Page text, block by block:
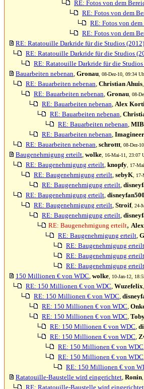
RE: Fotos von dem
RE: Fotos von dem
RE: Fotos von
RE: Fotos von dem
RE: Ratatouille Darkride für die Studios (2012)
RE: Ratatouille Darkride für die Studios
RE: Ratatouille Darkride für die
Bauarbeiten nebenan, Gronau , 08-Dez-10, 09:34
RE: Bauarbeiten nebenan, Christian Ahuis
RE: Bauarbeiten nebenan, Gronau , 08-
RE: Bauarbeiten nebenan, Alex
RE: Bauarbeiten nebenan,
RE: Bauarbeiten nebenan, MIB
RE: Bauarbeiten nebenan, Imagineer
RE: Bauarbeiten nebenan, schrottt , 08-Dez-
Baugenehmigung erteilt, wolke , 16-Mai-11, 23:07
RE: Baugenehmigung erteilt, knopfy , 17-
RE: Baugenehmigung erteilt, sebyK ,
RE: Baugenehmigung erteilt,
RE: Baugenehmigung erteilt, disneyfan500
RE: Baugenehmigung erteilt, Stroif, 24-
RE: Baugenehmigung erteilt,
RE: Baugenehmigung erteilt,
RE: Baugenehmigung erteilt,
RE: Baugenehmigung erteilt
RE: Baugenehmigung erteilt
RE: Baugenehmigung erteilt
150 Millionen € von WDC, wolke , 10-Jan-12,
RE: 150 Millionen € von WDC, Wuzefelix
RE: 150 Millionen € von WDC,
RE: 150 Millionen € von WDC,
RE: 150 Millionen € von WDC,
RE: 150 Millionen € von WDC,
RE: 150 Millionen € von WDC,
RE: 150 Millionen € von WDC
RE: 150 Millionen € von WDC
RE: 150 Millionen € von
Ratatouille-Baustelle wird eingerichtet, Ronin
RE: Ratatouille-Baustelle wird eingerichtet